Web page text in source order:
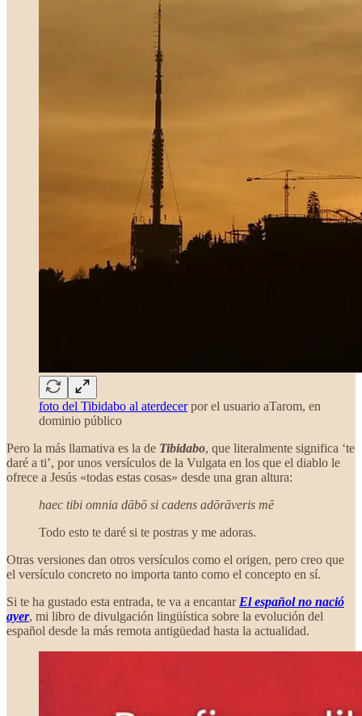
foto del Tibidabo al aterdecerpor el usuario aTarom, en
dominio público
Pero la más llamativa es la de Tibidabo, que literalmente significa ‘te
daré a ti’, por unos versículos de la Vulgata en los que el diablo le
ofrece a Jesús «todas estas cosas» desde una gran altura:
haec tibi omnia dābō si cadens adōrāveris mē
Todo esto te daré si te postras y me adoras.
Otras versiones dan otros versículos como el origen, pero creo que
el versículo concreto no importa tanto como el concepto en sí.
Si te ha gustado esta entrada, te va a encantar El español no nació
ayer, mi libro de divulgación lingüística sobre la evolución del
español desde la más remota antigüedad hasta la actualidad.